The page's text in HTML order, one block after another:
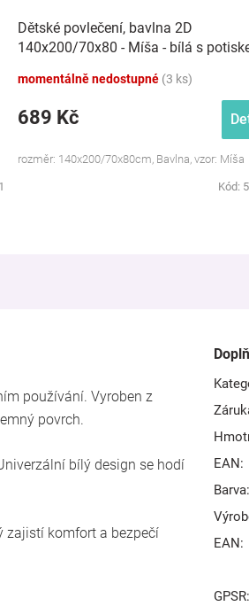
Dětské povlečení, bavlna 2D
140x200/70x80 - Míša - bílá s
momentálně nedostupné (3 ks)
689 Kč
rozměr: 140x200/70x80cm, Bavlna, vzor: Míša
Kód:
používání. Vyroben z
povrch.
bílý design se hodí
zajistí komfort a bezpečí
EAN:
Barva:
EAN:
GPSR: